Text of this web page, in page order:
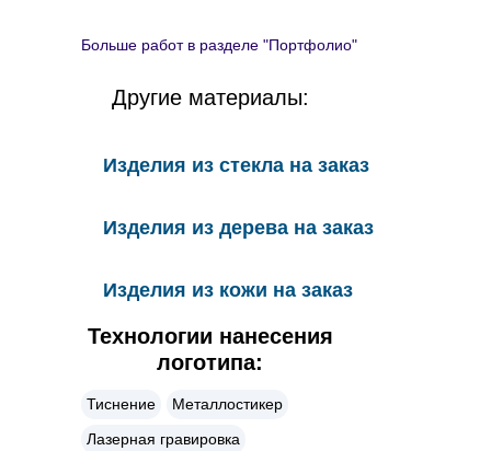
Больше работ в разделе "Портфолио"
Другие материалы:
Изделия из стекла на заказ
Изделия из дерева на заказ
Изделия из кожи на заказ
Технологии нанесения
логотипа:
Тиснение
Металлостикер
Лазерная гравировка